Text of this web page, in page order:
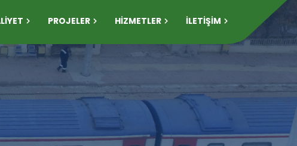
PROJELER HİZMETLER İLETİŞİM